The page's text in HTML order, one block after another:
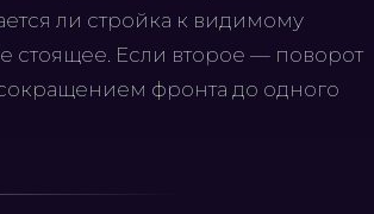
ли стройка к видимому
стоящее. Если второе — поворот
фронта до одного